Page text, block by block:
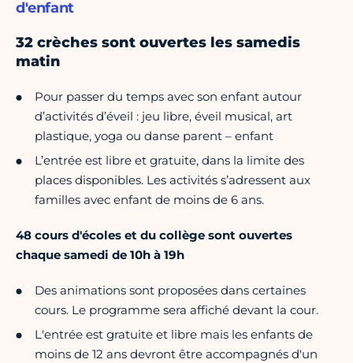
d'enfant
32 crèches sont ouvertes les samedis
matin
Pour passer du temps avec son enfant autour
d’activités d’éveil : jeu libre, éveil musical, art
plastique, yoga ou danse parent – enfant
L’entrée est libre et gratuite, dans la limite des
places disponibles. Les activités s’adressent aux
familles avec enfant de moins de 6 ans.
48 cours d'écoles et du collège sont ouvertes
chaque samedi de 10h à 19h
Des animations sont proposées dans certaines
cours. Le programme sera affiché devant la cour.
L'entrée est gratuite et libre mais les enfants de
moins de 12 ans devront être accompagnés d'un